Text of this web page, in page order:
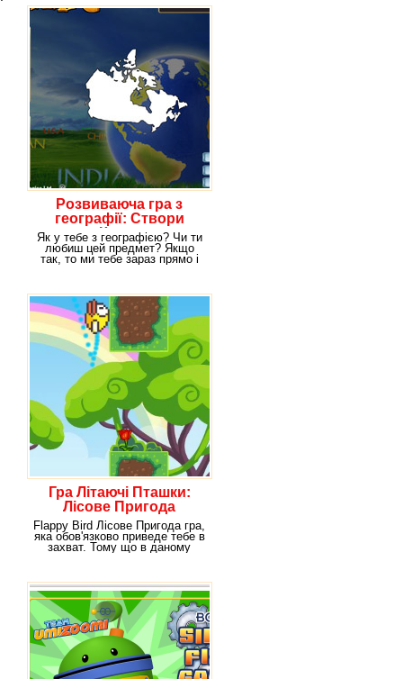
Розвиваюча гра з
географії: Створи
Карту
Як у тебе з географією? Чи ти
любиш цей предмет? Якщо
так, то ми тебе зараз прямо і
Гра Літаючі Пташки:
Лісове Пригода
Flappy Bird Лісове Пригода гра,
яка обов'язково приведе тебе в
захват. Тому що в даному